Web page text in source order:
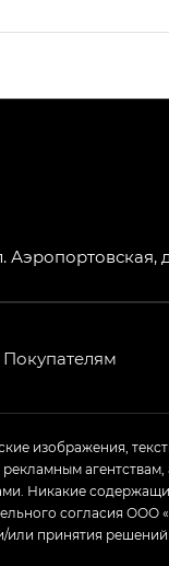
Ти (HYPTEC
в
Аэропортовская,
Покупателям
изображения,
Никакие
согласия
принятия